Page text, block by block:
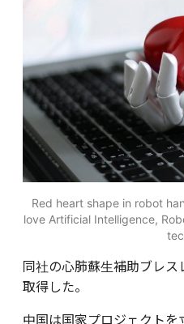
Red heart shape in robot
love Artificial Intelligence,
同社の心肺蘇生補助ブレ
取得した。
中国は国家プロジェクト